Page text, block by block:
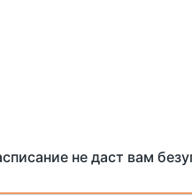
не даст вам